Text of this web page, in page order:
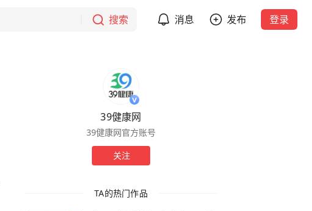
搜索 消息 发布 登录
39健康网
39健康网官方账号
关注
TA的热门作品